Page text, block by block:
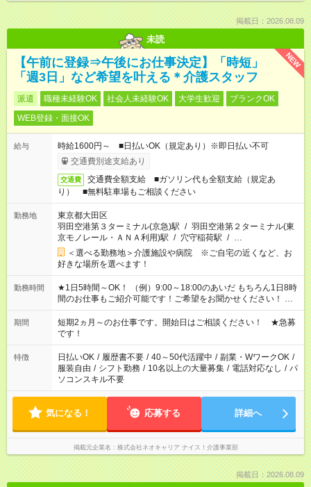
掲載日：2026.08.09
未読
NEW
【午前に登録⇒午後にお仕事決定】「時短」
「週3日」など希望を叶える＊介護スタッフ
派遣 職種未経験OK 社会人未経験OK 大学生歓迎
ブランクOK
WEB登録・面接OK
給与
時給1600円～ ■日払いOK（規定あり）※即日払い不可
交通費別途支給あり
交通費
交通費全額支給 ■ガソリン代も全額支給（規定あ
り） ■無料駐車場もご相談ください
勤務地
東京都大田区
羽田空港第３ターミナル(京急)駅 / 羽田空港第２ターミナル(東
京モノレール・ＡＮＡ利用)駅 / 穴守稲荷駅 / …
＜選べる勤務地＞介護施設や病院 ※ご自宅の近くなど、お
好きな場所を選べます！
勤務時間
★1日5時間～OK！ （例）9:00～18:00のあいだ もちろん1日8時
間のお仕事もご紹介可能です！ご希望をお聞かせください！ ※
週最低15時間以上の勤務が必要です
期間
短期2ヵ月～のお仕事です。開始日はご相談ください！ ★急募
です！
特徴 日払いOK / 履歴書不要 / 40～50代活躍中 / 副業・WワークOK /
服装自由 / シフト勤務 / 10名以上の大量募集 / 電話対応なし / パ
ソコンスキル不要
気になる！ 応募する 詳細へ
掲載元企業名 株式会社ネオキャリア ナイス！介護事業部
掲載日：2026.08.09